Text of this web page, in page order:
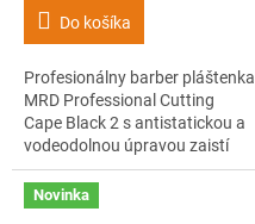
Do košíka
Profesionálny barber pláštenka
MRD Professional Cutting
Cape Black 2 s antistatickou a
vodeodolnou úpravou zaistí
maximálny komfort zákazníka
pri strihaní, holení aj farbení.
XXL rozmer, nastaviteľné
Novinka